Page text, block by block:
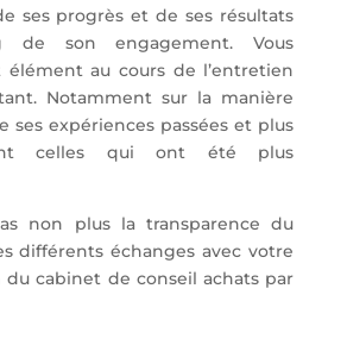
ses progrès et de ses résultats
son engagement. Vous
au cours de l’entretien
Notamment sur la manière
ses expériences passées et plus
celles qui ont été plus
non plus la transparence du
différents échanges avec votre
du cabinet de conseil achats par